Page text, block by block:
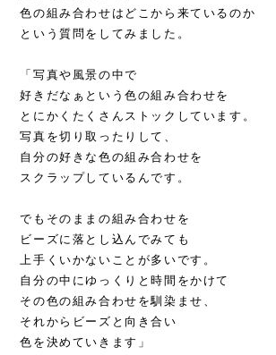
色の組み合わせはどこから来ているのか
という質問をしてみました。
「写真や風景の中で
好きだなぁという色の組み合わせを
とにかくたくさんストックしています。
写真を切り取ったりして、
自分の好きな色の組み合わせを
スクラップしているんです。
でもそのままの組み合わせを
ビーズに落とし込んでみても
上手くいかないことが多いです。
自分の中にゆっくりと時間をかけて
その色の組み合わせを馴染ませ、
それからビーズと向き合い
色を決めていきます」